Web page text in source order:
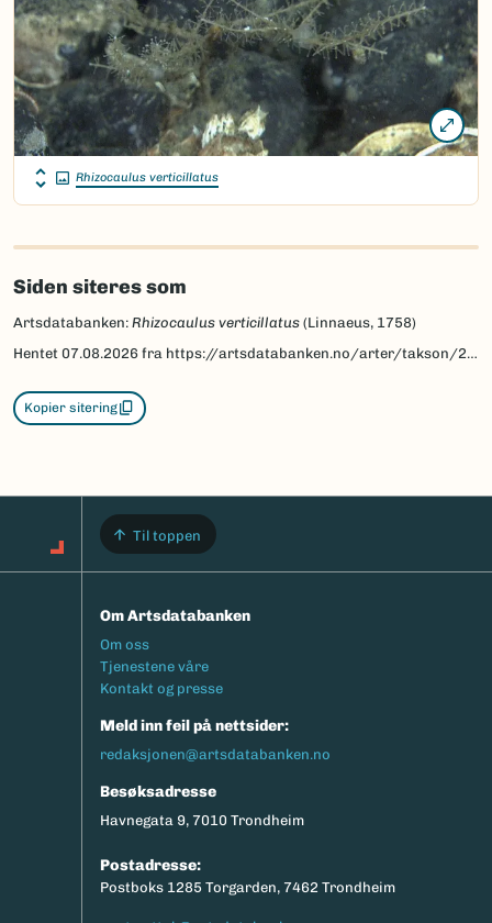
Rhizocaulus verticillatus
Siden siteres som
Artsdatabanken: Rhizocaulus verticillatus (Linnaeus, 1758)
Hentet 07.08.2026 fra https://artsdatabanken.no/arter/takson/227559
Kopier sitering
Til toppen
Om Artsdatabanken
Footermeny
Om oss
Tjenestene våre
Kontakt og presse
Meld inn feil på nettsider:
redaksjonen@artsdatabanken.no
Besøksadresse
Havnegata 9, 7010 Trondheim
Postadresse:
Postboks 1285 Torgarden, 7462 Trondheim